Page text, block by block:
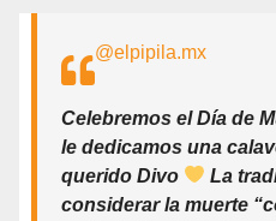
@elpipila.mx
Celebremos el Día de
le dedicamos una
querido Divo
La
considerar la muerte